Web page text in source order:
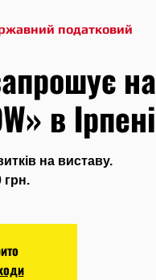
податковий
на
в Ірпені
на виставу.
грн.